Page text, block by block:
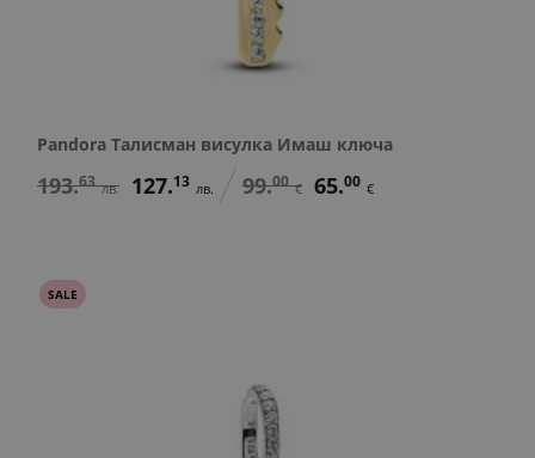
Pandora Талисман висулка Имаш ключа
193.63 лв. 127.13 лв. 99.00 € 65.00 €
SALE